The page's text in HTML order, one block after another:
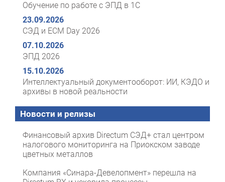
Обучение по работе с ЭПД в 1С
23.09.2026
СЭД и ECM Day 2026
07.10.2026
ЭПД 2026
15.10.2026
Интеллектуальный документооборот: ИИ, КЭДО и
архивы в новой реальности
Новости и релизы
Финансовый архив Directum СЭД+ стал центром
налогового мониторинга на Приокском заводе
цветных металлов
Компания «Синара-Девелопмент» перешла на